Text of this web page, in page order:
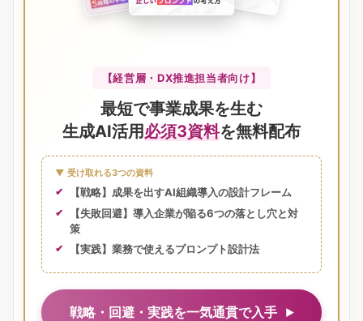
【経営層・DX推進担当者向け】
最短で事業成果を生む
生成AI活用必須3資料を無料配布
▼ 受け取れる3つの資料
【戦略】成果を出すAI組織導入の設計フレーム
【失敗回避】導入企業が陥る6つの落とし穴と対
策
【実践】業務で使えるプロンプト設計法
戦略・回避・実践を一気通貫で入手